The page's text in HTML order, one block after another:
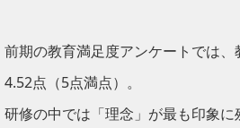
前期の教育満足度アンケートでは
4.52点（5点満点）。
研修の中では「理念」が最も印象